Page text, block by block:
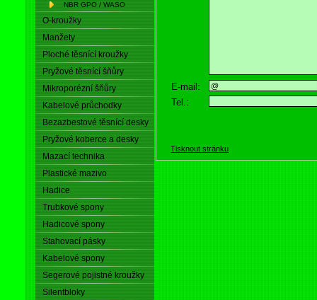
NBR GPO / WASO
O-kroužky
Manžety
Ploché těsnící kroužky
Pryžové těsnící šňůry
Mikroporézní šňůry
Kabelové průchodky
Bezazbestové těsnící desky
Pryžové koberce a desky
Mazací technika
Plastické mazivo
Hadice
Trubkové spony
Hadicové spony
Stahovací pásky
Kabelové spony
Segerové pojistné kroužky
Silentbloky
E-mail:
Tel.:
Tisknout stránku